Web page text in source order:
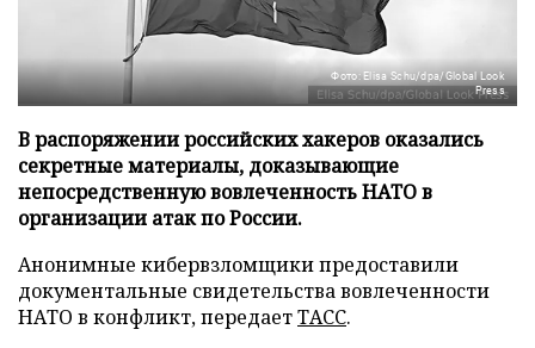
Фото: Elisa Schu/dpa/Global Look
Press
В распоряжении российских хакеров оказались
секретные материалы, доказывающие
непосредственную вовлеченность НАТО в
организации атак по России.
Анонимные кибервзломщики предоставили
документальные свидетельства вовлеченности
НАТО в конфликт, передаетТАСС.